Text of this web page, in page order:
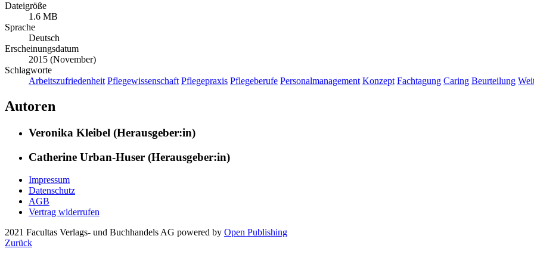
Dateigröße
1.6 MB
Sprache
Deutsch
Erscheinungsdatum
2015 (November)
Schlagworte
Arbeitszufriedenheit Pflegewissenschaft Pflegepraxis Pflegeberufe Personalmanagement Konzept Fachtagung Caring Beurteilung
Autoren
Veronika Kleibel (Herausgeber:in)
Catherine Urban-Huser (Herausgeber:in)
Impressum
Datenschutz
AGB
Vertrag widerrufen
2021 Facultas Verlags- und Buchhandels AG powered by Open Publishing
Zurück